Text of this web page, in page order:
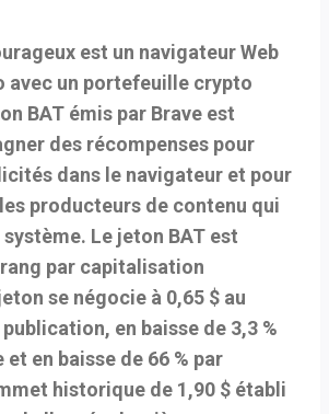
est un navigateur Web
avec un portefeuille crypto
BAT émis par Brave est
des récompenses pour
dans le navigateur et pour
producteurs de contenu qui
Le jeton BAT est
par capitalisation
se négocie à 0,65 $ au
en baisse de 3,3 %
en baisse de 66 % par
historique de 1,90 $ établi